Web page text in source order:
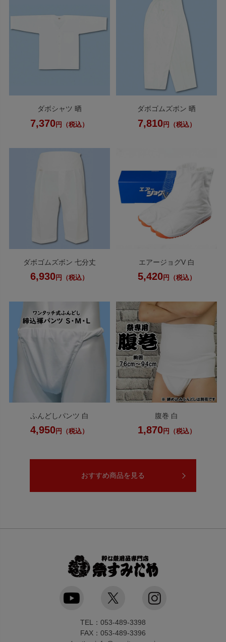
ダボシャツ 晒
7,370円（税込）
ダボゴムズボン 晒
7,810円（税込）
ダボゴムズボン 七分丈
6,930 円（税込）
エアージョグV 白
5,420円（税込）
ふんどしパンツ 白
4,950 円（税込）
腹巻 白
1,870円（税込）
おすすめ商品を見る
TEL：053-489-3398
FAX：053-489-3396